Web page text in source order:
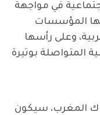
في مواجهة
المؤسسات
وعلى رأسها
بوتيرة
المغرب، سيكون